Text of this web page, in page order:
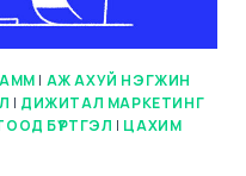
| АЖ АХУЙ НЭГЖИН
| ДИЖИТАЛ МАРКЕТИНГ
БҮРТГЭЛ | ЦАХИМ